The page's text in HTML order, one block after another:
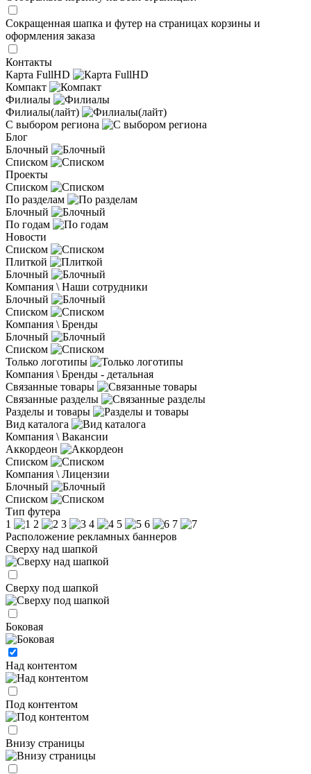
Сокращенная шапка и футер на страницах корзины и
оформления заказа
Контакты
Карта FullHD
Компакт
Филиалы
Филиалы(лайт)
С выбором региона
Блог
Блочный
Списком
Проекты
Списком
По разделам
Блочный
По годам
Новости
Списком
Плиткой
Блочный
Компания \ Наши сотрудники
Блочный
Списком
Компания \ Бренды
Блочный
Списком
Только логотипы
Компания \ Бренды - детальная
Связанные товары
Связанные разделы
Разделы и товары
Вид каталога
Компания \ Вакансии
Аккордеон
Списком
Компания \ Лицензии
Блочный
Списком
Тип футера
1
2 3 4 5 6
7
Расположение рекламных баннеров
Сверху над шапкой
Сверху под шапкой
Боковая
Над контентом
Под контентом
Внизу страницы